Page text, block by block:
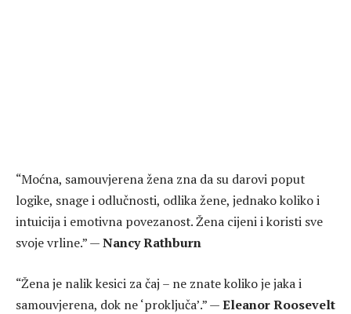
“Moćna, samouvjerena žena zna da su darovi poput
logike, snage i odlučnosti, odlika žene, jednako koliko i
intuicija i emotivna povezanost. Žena cijeni i koristi sve
svoje vrline.” —Nancy Rathburn
“Žena je nalik kesici za čaj – ne znate koliko je jaka i
samouvjerena, dok ne ‘proključa’.” —Eleanor Roosevelt